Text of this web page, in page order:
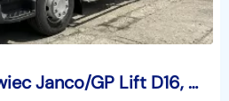
Renault D16, hakowiec Janco/GP Lift D16, hakowiec Janco/GP Lift